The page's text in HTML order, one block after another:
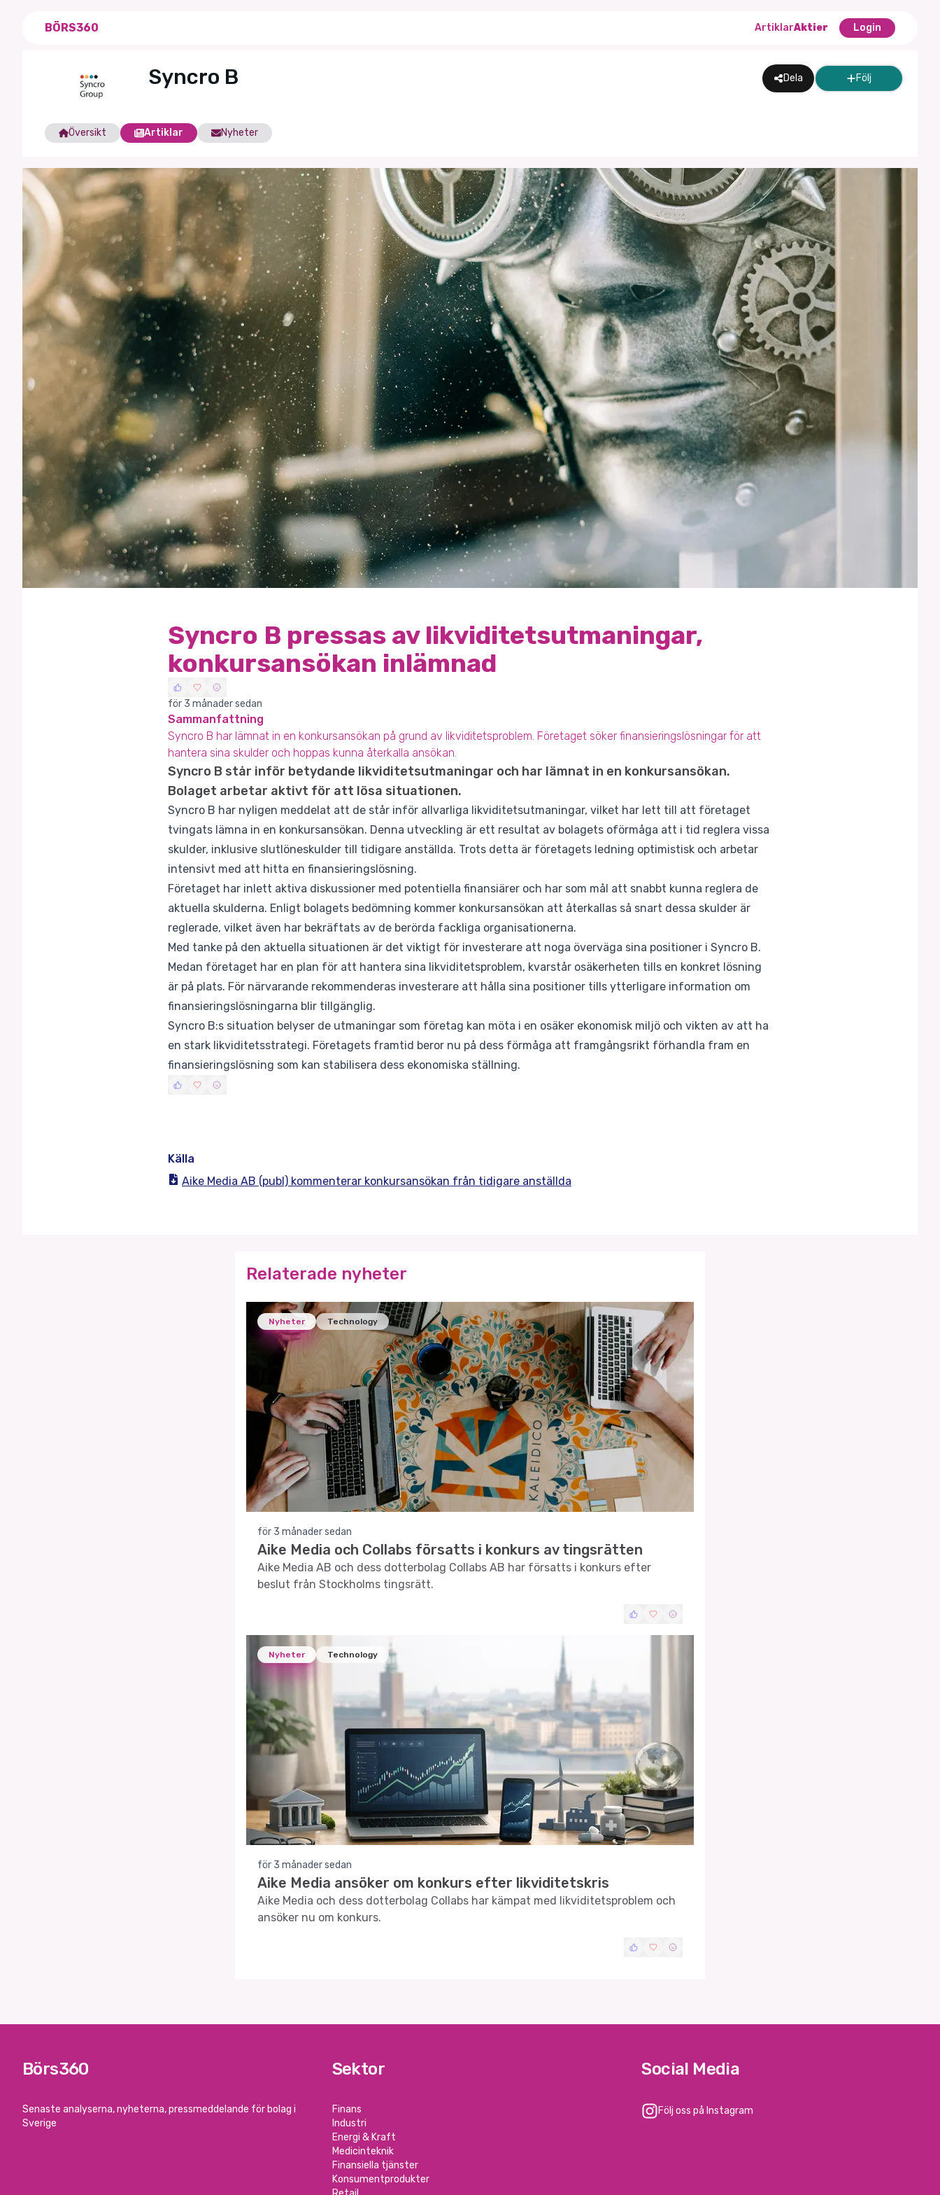
BÖRS360 ArtiklarAktier Login
Syncro B Dela Följ
Översikt Artiklar Nyheter
Syncro B pressas av likviditetsutmaningar,
konkursansökan inlämnad
för 3 månader sedan
Sammanfattning
Syncro B har lämnat in en konkursansökan på grund av likviditetsproblem. Företaget söker finansieringslösningar för att
hantera sina skulder och hoppas kunna återkalla ansökan.
Syncro B står inför betydande likviditetsutmaningar och har lämnat in en konkursansökan.
Bolaget arbetar aktivt för att lösa situationen.
Syncro B har nyligen meddelat att de står inför allvarliga likviditetsutmaningar, vilket har lett till att företaget
tvingats lämna in en konkursansökan. Denna utveckling är ett resultat av bolagets oförmåga att i tid reglera vissa
skulder, inklusive slutlöneskulder till tidigare anställda. Trots detta är företagets ledning optimistisk och arbetar
intensivt med att hitta en finansieringslösning.
Företaget har inlett aktiva diskussioner med potentiella finansiärer och har som mål att snabbt kunna reglera de
aktuella skulderna. Enligt bolagets bedömning kommer konkursansökan att återkallas så snart dessa skulder är
reglerade, vilket även har bekräftats av de berörda fackliga organisationerna.
Med tanke på den aktuella situationen är det viktigt för investerare att noga överväga sina positioner i Syncro B.
Medan företaget har en plan för att hantera sina likviditetsproblem, kvarstår osäkerheten tills en konkret lösning
är på plats. För närvarande rekommenderas investerare att hålla sina positioner tills ytterligare information om
finansieringslösningarna blir tillgänglig.
Syncro B:s situation belyser de utmaningar som företag kan möta i en osäker ekonomisk miljö och vikten av att ha
en stark likviditetsstrategi. Företagets framtid beror nu på dess förmåga att framgångsrikt förhandla fram en
finansieringslösning som kan stabilisera dess ekonomiska ställning.
Källa
Aike Media AB (publ) kommenterar konkursansökan från tidigare anställda
Relaterade nyheter
Nyheter Technology
för 3 månader sedan
Aike Media och Collabs försatts i konkurs av tingsrätten
Aike Media AB och dess dotterbolag Collabs AB har försatts i konkurs efter
beslut från Stockholms tingsrätt.
Nyheter Technology
för 3 månader sedan
Aike Media ansöker om konkurs efter likviditetskris
Aike Media och dess dotterbolag Collabs har kämpat med likviditetsproblem och
ansöker nu om konkurs.
Börs360
Senaste analyserna, nyheterna, pressmeddelande för bolag i
Sverige
Sektor
Finans
Industri
Energi & Kraft
Medicinteknik
Finansiella tjänster
Konsumentprodukter
Social Media
Följ oss på Instagram